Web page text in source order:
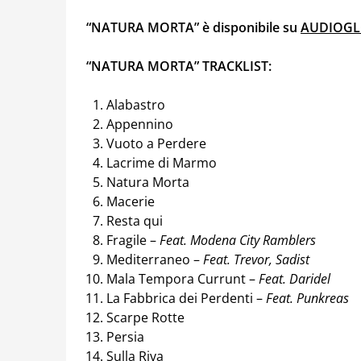
“NATURA MORTA” è disponibile su
“NATURA MORTA” TRACKLIST:
Alabastro
Appennino
Vuoto a Perdere
Lacrime di Marmo
Natura Morta
Macerie
Resta qui
Fragile –Feat. Modena City Ramblers
Mediterraneo –Feat. Trevor, Sadist
Mala Tempora Currunt –Feat. Daridel
La Fabbrica dei Perdenti –Feat. Punkreas
Scarpe Rotte
Persia
Sulla Riva